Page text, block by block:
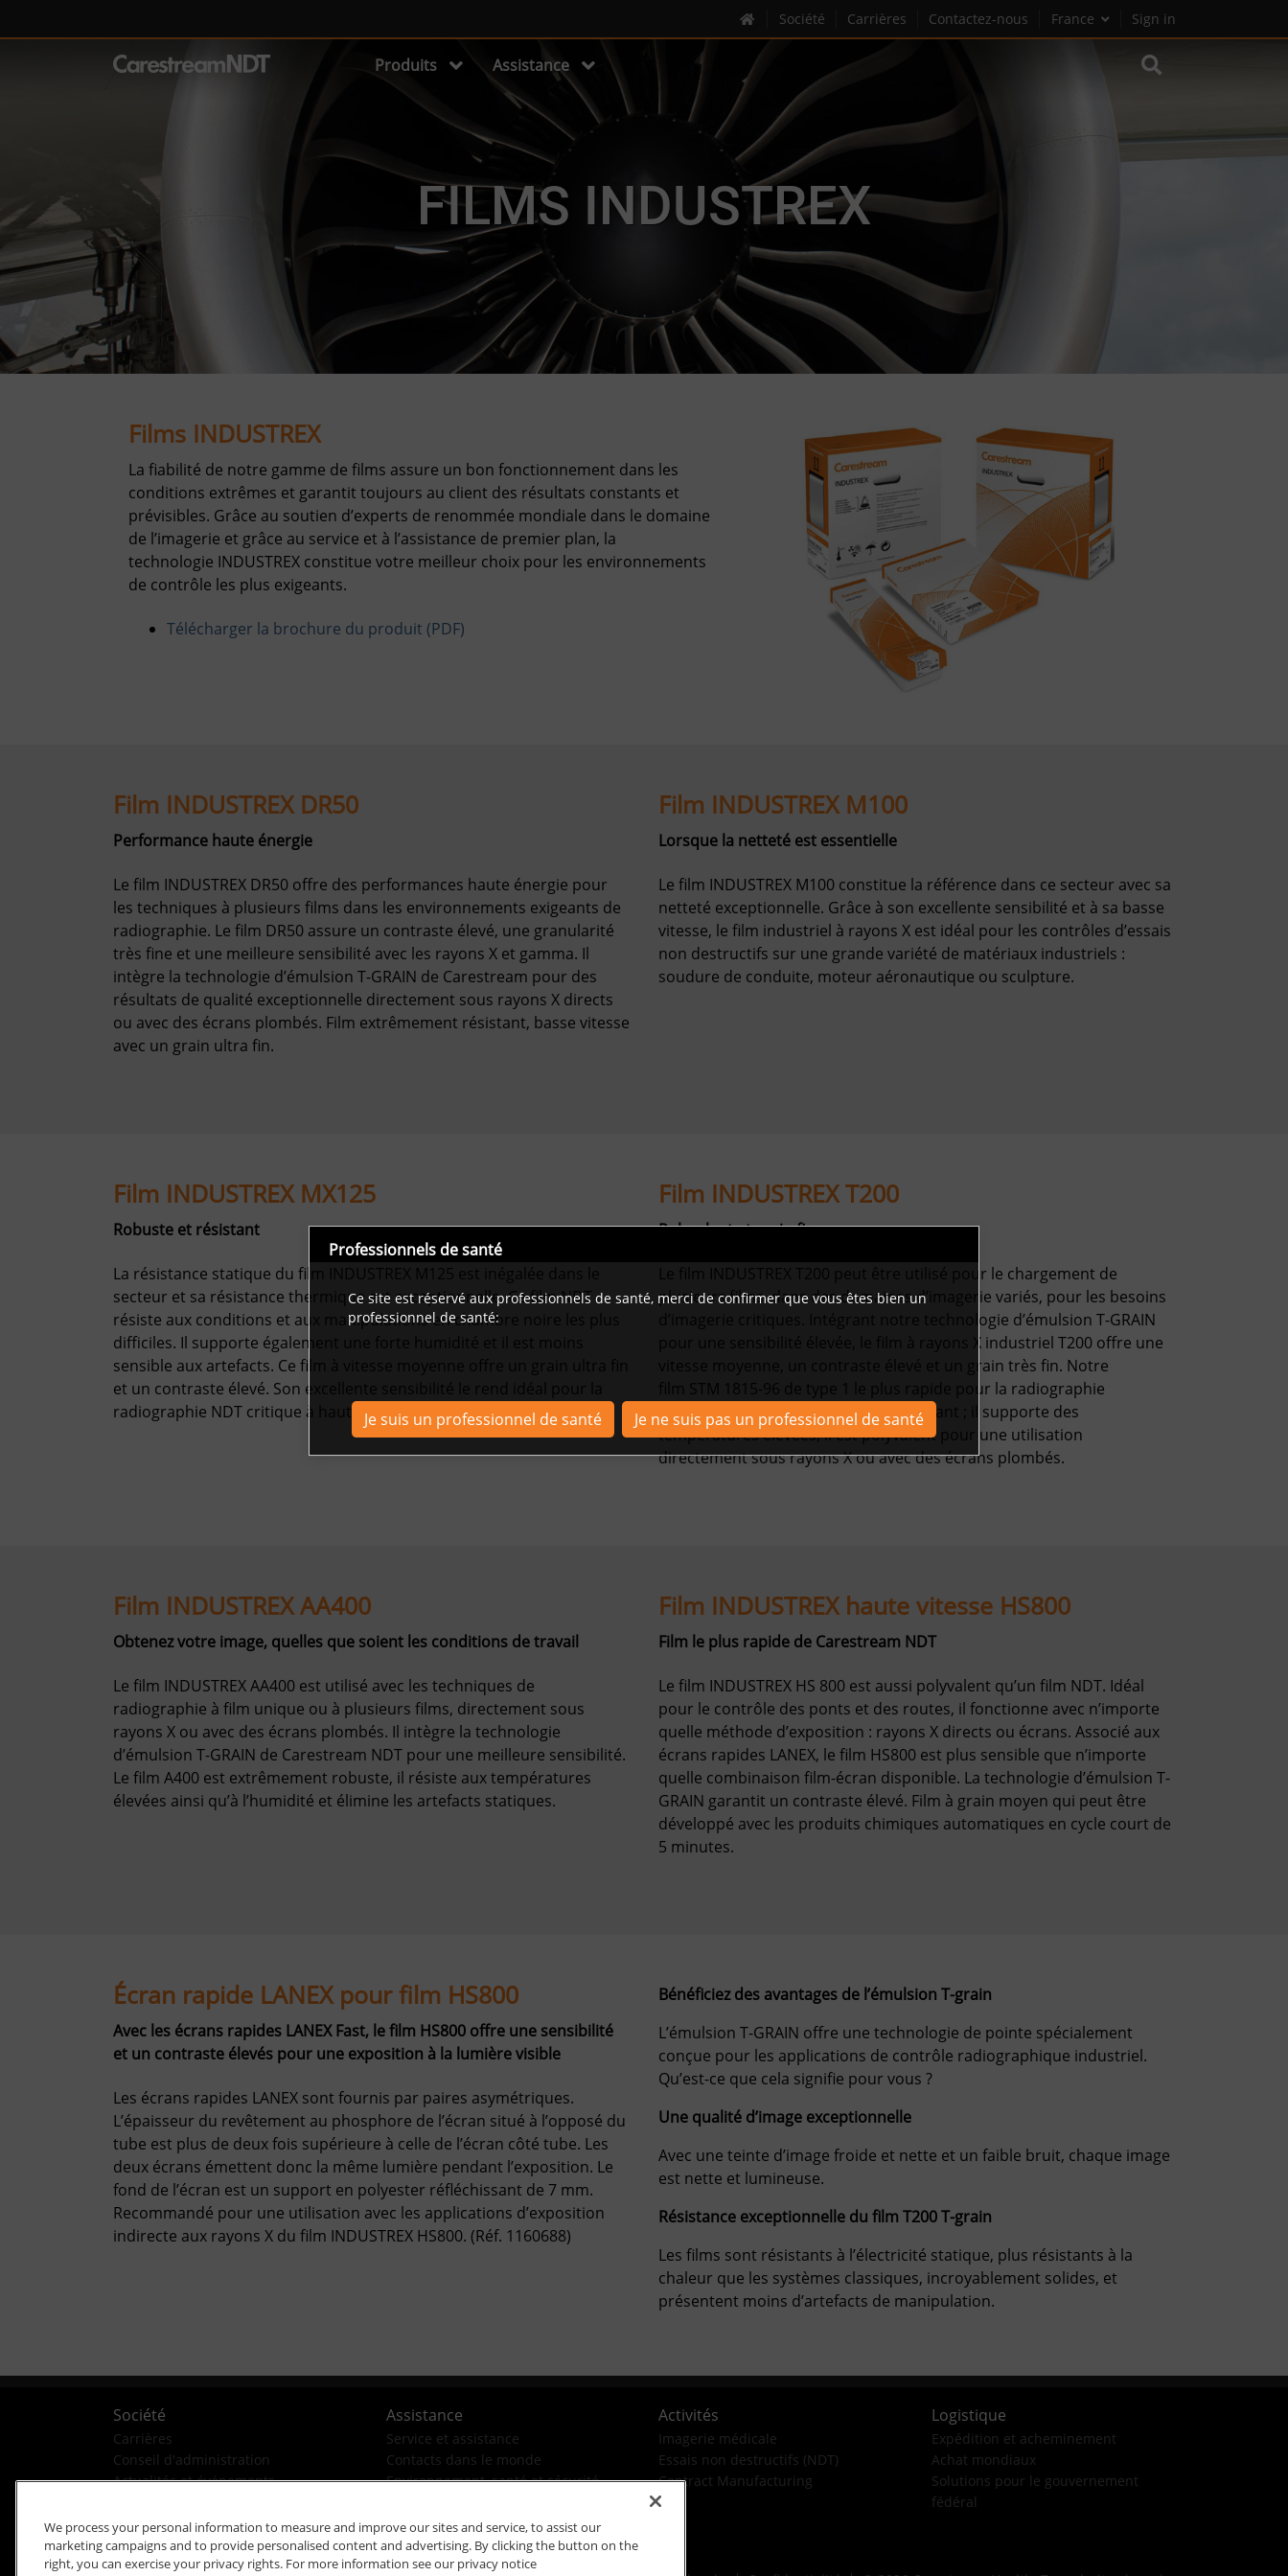
Professionnels de santé
Ce site est réservé aux professionnels de santé, merci de confirmer que vousêtes bien un
professionnel de santé:
Je suis un professionnel de santé Je ne suis pas un professionnel de santé
Société Carrières Contactez-nous France Sign in
Produits Assistance
FILMS INDUSTREX
Films INDUSTREX
La fiabilité de notre gamme de films assure un bon fonctionnement dans les
conditions extrêmes et garantit toujours au client des résultats constants et
prévisibles. Grâce au soutien d’experts de renommée mondiale dans le domaine
de l’imagerie et grâce au service et à l’assistance de premier plan, la
technologie INDUSTREX constitue votre meilleur choix pour les environnements
de contrôle les plus exigeants.
Télécharger la brochure du produit (PDF)
Film INDUSTREX DR50
Performance haute énergie
Le film INDUSTREX DR50 offre des performances haute énergie pour
les techniques à plusieurs films dans les environnements exigeants de
radiographie. Le film DR50 assure un contraste élevé, une granularité
très fine et une meilleure sensibilité avec les rayons X et gamma. Il
intègre la technologie d’émulsion T-GRAIN de Carestream pour des
résultats de qualité exceptionnelle directement sous rayons X directs
ou avec des écrans plombés. Film extrêmement résistant, basse vitesse
avec un grain ultra fin.
Film INDUSTREX M100
Lorsque la netteté est essentielle
Le film INDUSTREX M100 constitue la référence dans ce secteur avec sa
netteté exceptionnelle. Grâce à son excellente sensibilité et à sa basse
vitesse, le film industriel à rayons X est idéal pour les contrôles d’essais
non destructifs sur une grande variété de matériaux industriels :
soudure de conduite, moteur aéronautique ou sculpture.
Film INDUSTREX MX125
Robuste et résistant
La résistance statique du film INDUSTREX M125 est inégalée dans le
secteur et sa résistance thermique est exceptionnelle. Ce film NDT
résiste aux conditions et aux manipulations en chambre noire les plus
difficiles. Il supporte également une forte humidité et il est moins
sensible aux artefacts. Ce film à vitesse moyenne offre un grain ultra fin
et un contraste élevé. Son excellente sensibilité le rend idéal pour la
radiographie NDT critique à haute énergie.
Film INDUSTREX T200
Polyvalent et grain fin
Le film INDUSTREX T200 peut être utilisé pour le chargement de
plusieurs films, dans des domaines d’imagerie variés, pour les besoins
d’imagerie critiques. Intégrant notre technologie d’émulsion T-GRAIN
pour une sensibilité élevée, le film à rayons X industriel T200 offre une
vitesse moyenne, un contraste élevé et un grain très fin. Notre
film STM 1815-96 de type 1 le plus rapide pour la radiographie
industrielle, T200, est robuste et résistant ; il supporte des
températures élevées, il est polyvalent pour une utilisation
directement sous rayons X ou avec des écrans plombés.
Film INDUSTREX AA400
Obtenez votre image, quelles que soient les conditions de travail
Le film INDUSTREX AA400 est utilisé avec les techniques de
radiographie à film unique ou à plusieurs films, directement sous
rayons X ou avec des écrans plombés. Il intègre la technologie
d’émulsion T-GRAIN de Carestream NDT pour une meilleure sensibilité.
Le film A400 est extrêmement robuste, il résiste aux températures
élevées ainsi qu’à l’humidité et élimine les artefacts statiques.
Film INDUSTREX haute vitesse HS800
Film le plus rapide de Carestream NDT
Le film INDUSTREX HS 800 est aussi polyvalent qu’un film NDT. Idéal
pour le contrôle des ponts et des routes, il fonctionne avec n’importe
quelle méthode d’exposition : rayons X directs ou écrans. Associé aux
écrans rapides LANEX, le film HS800 est plus sensible que n’importe
quelle combinaison film-écran disponible. La technologie d’émulsion T-
GRAIN garantit un contraste élevé. Film à grain moyen qui peut être
développé avec les produits chimiques automatiques en cycle court de
5 minutes.
Écran rapide LANEX pour film HS800
Avec les écrans rapides LANEX Fast, le film HS800 offre une sensibilité
et un contraste élevés pour une exposition à la lumière visible
Les écrans rapides LANEX sont fournis par paires asymétriques.
L’épaisseur du revêtement au phosphore de l’écran situé à l’opposé du
tube est plus de deux fois supérieure à celle de l’écran côté tube. Les
deux écrans émettent donc la même lumière pendant l’exposition. Le
fond de l’écran est un support en polyester réfléchissant de 7 mm.
Recommandé pour une utilisation avec les applications d’exposition
indirecte aux rayons X du film INDUSTREX HS800. (Réf. 1160688)
Bénéficiez des avantages de l’émulsion T-grain
L’émulsion T-GRAIN offre une technologie de pointe spécialement
conçue pour les applications de contrôle radiographique industriel.
Qu’est-ce que cela signifie pour vous ?
Une qualité d’image exceptionnelle
Avec une teinte d’image froide et nette et un faible bruit, chaque image
est nette et lumineuse.
Résistance exceptionnelle du film T200 T-grain
Les films sont résistants à l’électricité statique, plus résistants à la
chaleur que les systèmes classiques, incroyablement solides, et
présentent moins d’artefacts de manipulation.
Société
Carrières
Conseil d'administration
Actualités et événements
Business Conduct Helpline
Assistance
Service et assistance
Contacts dans le monde
Environnement, santé et sécurité
Activités
Imagerie médicale
Essais non destructifs (NDT)
Contract Manufacturing
Logistique
Expédition et acheminement
Achat mondiaux
Solutions pour le gouvernement
fédéral
We process your personal information to measure and improve our sites and service, to assist our
marketing campaigns and to provide personalised content and advertising. By clicking the button on the
right, you can exercise your privacy rights. For more information see our privacy notice